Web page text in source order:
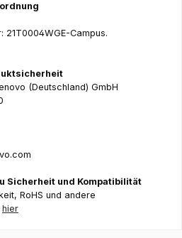
21T0004WGE-Campus.
(Deutschland) GmbH
Sicherheit und Kompatibilität
RoHS und andere
hier